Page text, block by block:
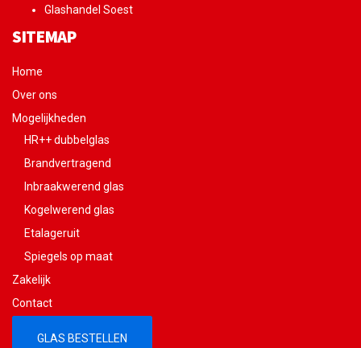
Glashandel Soest
SITEMAP
Home
Over ons
Mogelijkheden
HR++ dubbelglas
Brandvertragend
Inbraakwerend glas
Kogelwerend glas
Etalageruit
Spiegels op maat
Zakelijk
Contact
GLAS BESTELLEN